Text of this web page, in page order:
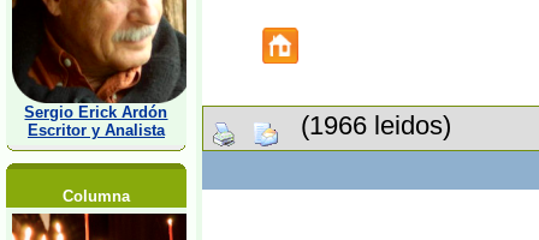
Sergio Erick Ardón
Escritor y Analista
Columna
(1966 leidos)